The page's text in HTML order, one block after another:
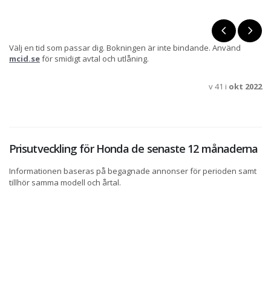
Välj en tid som passar dig. Bokningen är inte bindande. Använd
mcid.seför smidigt avtal och utlåning.
v 41 i okt 2022
Prisutveckling för Honda de senaste 12 månaderna
Informationen baseras på begagnade annonser för perioden samt
tillhör samma modell och årtal.